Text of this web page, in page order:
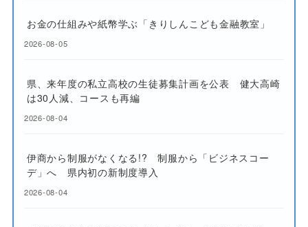
お金の仕組みや紙幣学ぶ「きりしんこども金融教室」
2026-08-05
県、来年度の私立高校の生徒募集計画を公表 健大高崎
は30人減、コースも再編
2026-08-04
伊商から制服がなくなる!? 制服から「ビジネスコー
デ」へ 県内初の新制度導入
2026-08-04